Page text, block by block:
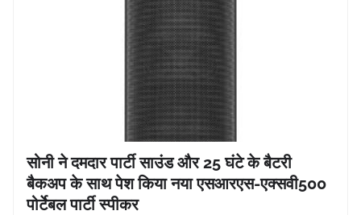
सोनी ने दमदार पार्टी साउंड और 25 घंटे के बैटरी
बैकअप के साथ पेश किया नया एसआरएस-एक्सवी500
पोर्टेबल पार्टी स्पीकर